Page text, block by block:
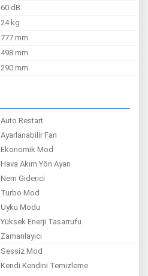
60 dB
24 kg
777 mm
498 mm
290 mm
Auto Restart
Ayarlanabilir Fan
Ekonomik Mod
Hava Akım Yön Ayarı
Nem Giderici
Turbo Mod
Uyku Modu
Yüksek Enerji Tasarrufu
Zamanlayıcı
Sessiz Mod
Kendi Kendini Temizleme